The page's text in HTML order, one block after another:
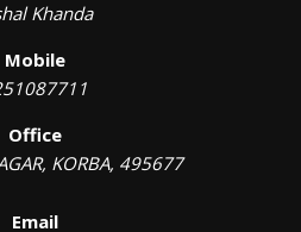
Khanda
Mobile
Office
KORBA, 495677
Email